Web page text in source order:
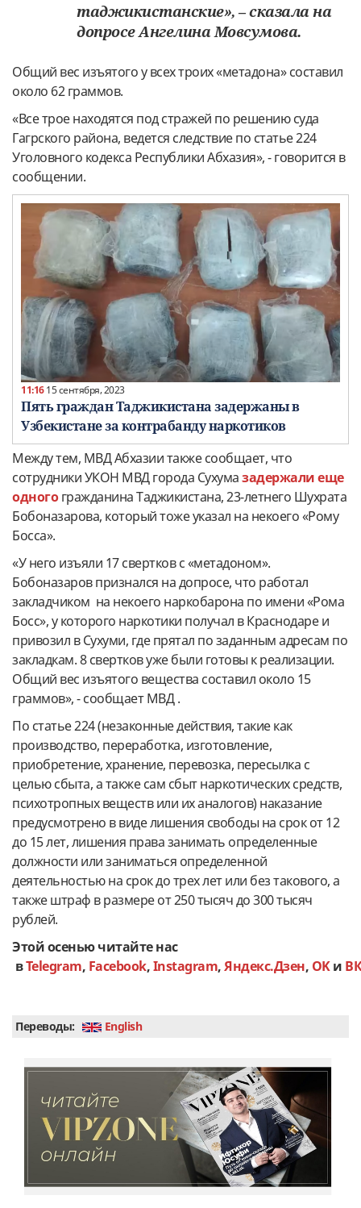
таджикистанские», – сказала на
допросе Ангелина Мовсумова.
Общий вес изъятого у всех троих «метадона» составил
около 62 граммов.
«Все трое находятся под стражей по решению суда
Гагрского района, ведется следствие по статье 224
Уголовного кодекса Республики Абхазия», - говорится в
сообщении.
11:1615 сентября, 2023
Пять граждан Таджикистана задержаны в
Узбекистане за контрабанду наркотиков
Между тем, МВД Абхазии также сообщает, что
сотрудники УКОН МВД города Сухумазадержали еще
одногогражданина Таджикистана, 23-летнего Шухрата
Бобоназарова, который тоже указал на некоего «Рому
Босса».
«У него изъяли 17 свертков с «метадоном».
Бобоназаров признался на допросе, что работал
закладчиком на некоего наркобарона по имени «Рома
Босс», у которого наркотики получал в Краснодаре и
привозил в Сухуми, где прятал по заданным адресам по
закладкам. 8 свертков уже были готовы к реализации.
Общий вес изъятого вещества составил около 15
граммов», - сообщает МВД .
По статье 224 (незаконные действия, такие как
производство, переработка, изготовление,
приобретение, хранение, перевозка, пересылка с
целью сбыта, а также сам сбыт наркотических средств,
психотропных веществ или их аналогов) наказание
предусмотрено в виде лишения свободы на срок от 12
до 15 лет, лишения права занимать определенные
должности или заниматься определенной
деятельностью на срок до трех лет или без такового, а
также штраф в размере от 250 тысяч до 300 тысяч
рублей.
Этой осенью читайте нас
вTelegram, Facebook,Instagram,Яндекс.Дзен, OKи ВК
Переводы: English